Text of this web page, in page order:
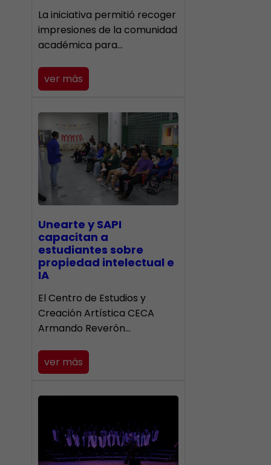
La iniciativa permitió recoger
impresiones de la comunidad
académica para…
ver más
Unearte y SAPI
capacitan a
estudiantes sobre
propiedad intelectual e
IA
El Centro de Estudios y
Creación Artística CECA
Armando Reverón…
ver más